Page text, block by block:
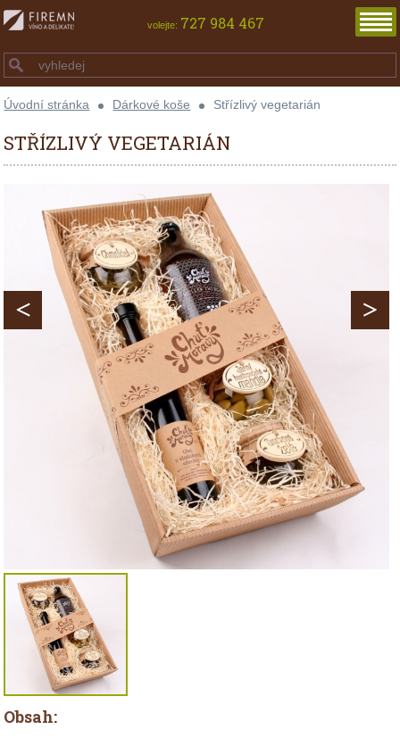
volejte: 727 984 467
Úvodní stránka Dárkové koše Střízlivý vegetarián
STŘÍZLIVÝ VEGETARIÁN
Obsah: